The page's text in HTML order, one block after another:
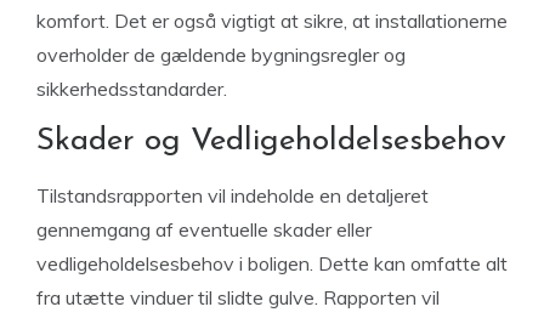
komfort. Det er også vigtigt at sikre, at installationerne
overholder de gældende bygningsregler og
sikkerhedsstandarder.
Skader og Vedligeholdelsesbehov
Tilstandsrapporten vil indeholde en detaljeret
gennemgang af eventuelle skader eller
vedligeholdelsesbehov i boligen. Dette kan omfatte alt
fra utætte vinduer til slidte gulve. Rapporten vil